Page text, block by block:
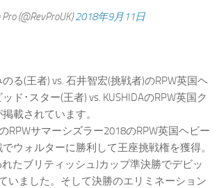
(@RevProUK)2018年9月11日
る(王者) vs. 石井智宏(挑戦者)のRPW英国ヘ
ド･スター(王者) vs. KUSHIDAのRPW英国ク
載されています。
RPWサマーシズラー2018のRPW英国ヘビー
ウォルターに勝利して王座挑戦権を獲得。
れたブリティッシュJカップ準決勝でデビッ
いました。そして決勝のエリミネーション